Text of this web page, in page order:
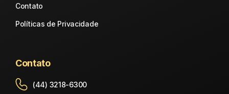
Contato
Políticas de Privacidade
Contato
(44) 3218-6300